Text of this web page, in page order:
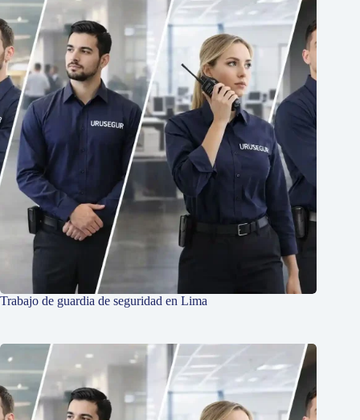
Trabajo de guardia de seguridad en Lima